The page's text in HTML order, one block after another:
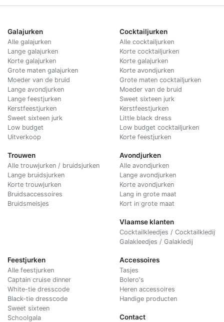
Galajurken
Alle galajurken
Lange galajurken
Korte galajurken
Grote maten galajurken
Moeder van de bruid
Lange avondjurken
Lange feestjurken
Kerstfeestjurken
Sweet sixteen jurk
Low budget
Uitverkoop
Trouwen
Alle trouwjurken / bruidsjurken
Lange bruidsjurken
Korte trouwjurken
Bruidsaccessoires
Bruidsmeisjes
Cocktailjurken
Alle cocktailjurken
Korte cocktailjurken
Korte galajurken
Korte avondjurken
Grote maten cocktailjurken
Moeder van de bruid
Sweet sixteen jurk
Kerstfeestjurken
Little black dress
Low budget cocktailjurken
Korte feestjurken
Avondjurken
Alle avondjurken
Lange avondjurken
Korte avondjurken
Lang in grote maat
Kort in grote maat
Vlaamse klanten
Cocktailkleedjes / Cocktailkledij
Galakleedjes / Galakledij
Feestjurken
Alle feestjurken
Captain cruise dinner
White-tie dresscode
Black-tie dresscode
Sweet sixteen
Schoolgala
Accessoires
Tasjes
Bolero's
Heren accessoires
Handige producten
Contact